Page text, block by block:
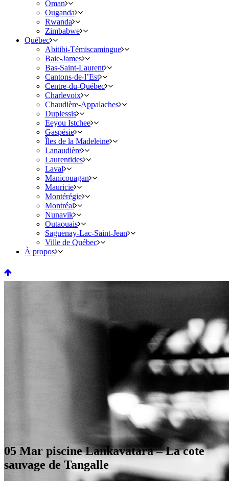
Oman
Ouganda
Rwanda
Zimbabwe
Québec
Abitibi-Témiscamingue
Baie-James
Bas-Saint-Laurent
Cantons-de-l’Est
Centre-du-Québec
Charlevoix
Chaudière-Appalaches
Duplessis
Eeyou Istchee
Gaspésie
Îles de la Madeleine
Lanaudière
Laurentides
Laval
Manicouagan
Mauricie
Montérégie
Montréal
Nunavik
Outaouais
Saguenay-Lac-Saint-Jean
Ville de Québec
À propos
05 Mar piscine Lankavatara – La cote
sauvage de Tangalle